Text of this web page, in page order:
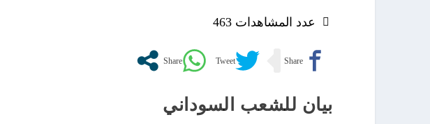
عدد المشاهدات 463
بيان للشعب السوداني